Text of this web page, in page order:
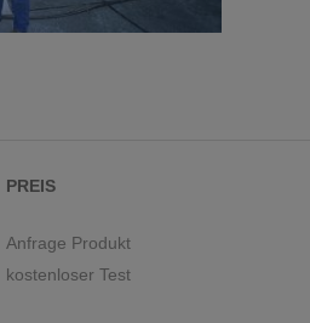
PREIS
Anfrage Produkt
kostenloser Test